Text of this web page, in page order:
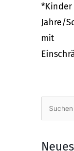
*Kinder
Jahre/
mit
Suchen
nach: